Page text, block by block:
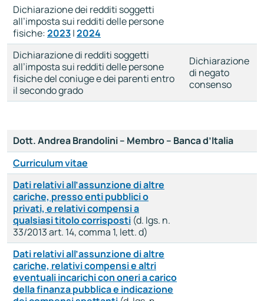
Dichiarazione dei redditi soggetti
all’imposta sui redditi delle persone
fisiche:2023|2024
Dichiarazione di redditi soggetti
all’imposta sui redditi delle persone
fisiche del coniuge e dei parenti entro
il secondo grado
Dichiarazione
di negato
consenso
Dott. Andrea Brandolini – Membro – Banca d’Italia
Curriculum vitae
Dati relativi all’assunzione di altre
cariche, presso enti pubblici o
privati, e relativi compensi a
qualsiasi titolo corrisposti (d. lgs. n.
33/2013 art. 14, comma 1, lett. d)
Dati relativi all’assunzione di altre
cariche, relativi compensi e altri
eventuali incarichi con oneri a carico
della finanza pubblica e indicazione